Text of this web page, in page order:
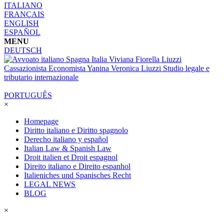
ITALIANO
FRANÇAIS
ENGLISH
ESPAÑOL
MENU
DEUTSCH
PORTUGUÊS
×
Homepage
Diritto italiano e Diritto spagnolo
Derecho italiano y español
Italian Law & Spanish Law
Droit italien et Droit espagnol
Direito italiano e Direito espanhol
Italieniches und Spanisches Recht
LEGAL NEWS
BLOG
×